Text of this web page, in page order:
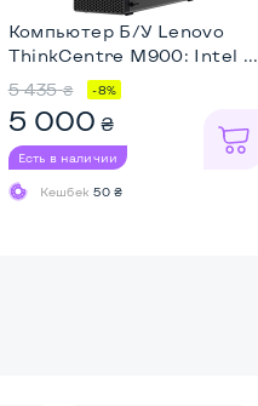
Компьютер Б/У Lenovo
ThinkCentre M900: Intel ...
5 435 ₴ -8%
5 000 ₴
Есть в наличии
Кешбек50 ₴